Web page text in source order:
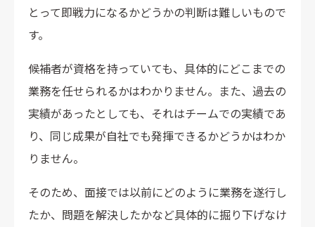
とって即戦力になるかどうかの判断は難しいもので
す。
候補者が資格を持っていても、具体的にどこまでの
業務を任せられるかはわかりません。また、過去の
実績があったとしても、それはチームでの実績であ
り、同じ成果が自社でも発揮できるかどうかはわか
りません。
そのため、面接では以前にどのように業務を遂行し
たか、問題を解決したかなど具体的に掘り下げなけ